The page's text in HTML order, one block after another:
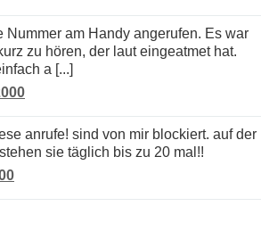
zu hören, der laut eingeatmet hat.
a [...]
sie täglich bis zu 20 mal!!